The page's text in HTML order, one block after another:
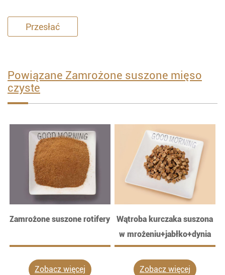
Przesłać
Powiązane Zamrożone suszone mięso
czyste
Zamrożone suszone rotifery
Zobacz więcej
Wątroba kurczaka suszona
w mrożeniu+jabłko+dynia
Zobacz więcej